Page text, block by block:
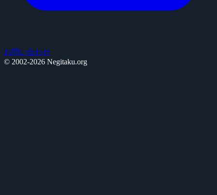
お問い合わせ
© 2002-2026 Negitaku.org